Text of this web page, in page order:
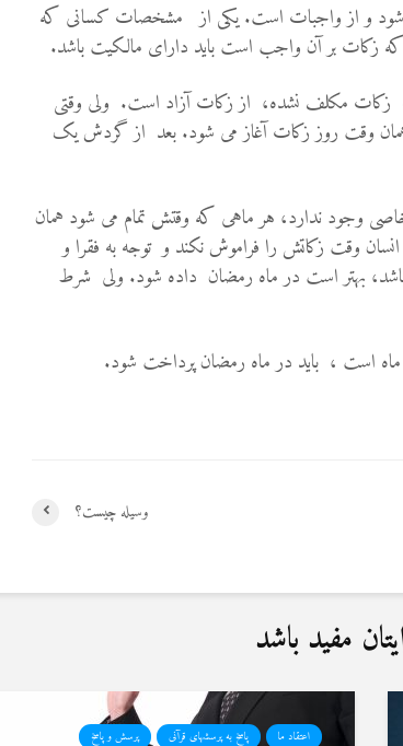
شود و از واجبات است. یکی از مشخصات کسانی که
زکات بر آن واجب است باید دارای مالکیت باشد.
زکات مکلف نشده، از زکات آزاد است. ولی وقتی
وقت روز زکات آغاز می شود. بعد از گردش یک
وجود ندارد، هر ماهی که وقتش تمام می شود همان
وقت زکاتش را فراموش نکند و توجه به فقرا و
بهتر است در ماه رمضان داده شود. ولی شرط
ماه است ، باید در ماه رمضان پرداخت شود.
وسیله چیست؟
مفید باشد
اعتقاد ما پاسخ به پرسشهای قرآنی پرسش و پاسخ